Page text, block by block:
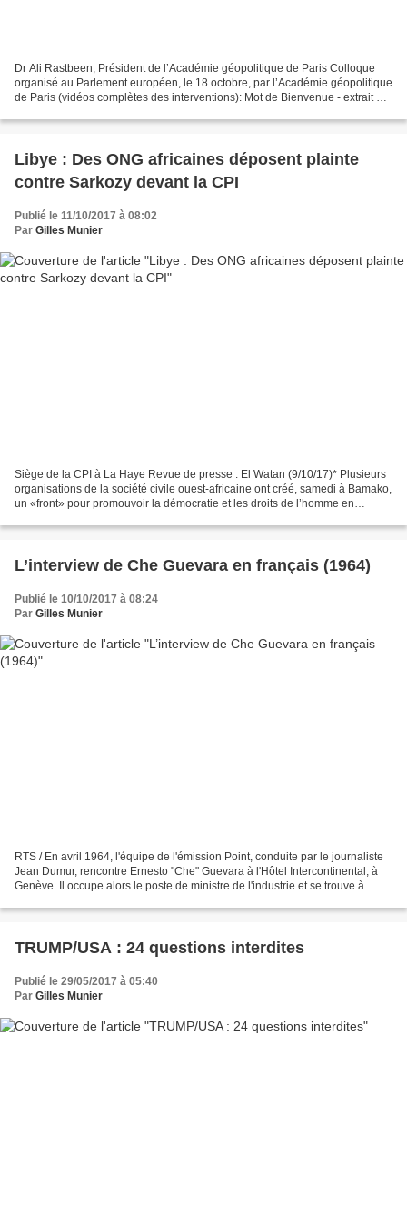
Dr Ali Rastbeen, Président de l’Académie géopolitique de Paris Colloque
organisé au Parlement européen, le 18 octobre, par l’Académie géopolitique
de Paris (vidéos complètes des interventions): Mot de Bienvenue - extrait «
Libye : Des ONG africaines déposent plainte
contre Sarkozy devant la CPI
Publié le 11/10/2017 à 08:02
Par Gilles Munier
Siège de la CPI à La Haye Revue de presse : El Watan (9/10/17)* Plusieurs
organisations de la société civile ouest-africaine ont créé, samedi à Bamako,
un «front» pour promouvoir la démocratie et les droits de l’homme en
L’interview de Che Guevara en français (1964)
Publié le 10/10/2017 à 08:24
Par Gilles Munier
RTS / En avril 1964, l'équipe de l'émission Point, conduite par le journaliste
Jean Dumur, rencontre Ernesto "Che" Guevara à l'Hôtel Intercontinental, à
Genève. Il occupe alors le poste de ministre de l'industrie et se trouve à
TRUMP/USA : 24 questions interdites
Publié le 29/05/2017 à 05:40
Par Gilles Munier